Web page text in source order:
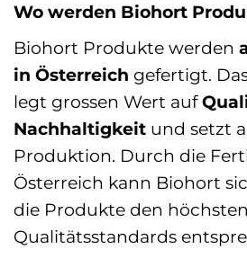
Wo werden Biohort
Biohort Produkte werden
in Österreich gefertigt.
legt grossen Wert auf
Nachhaltigkeit und setzt
Produktion. Durch die
Österreich kann Biohort
die Produkte den höchsten
Qualitätsstandards